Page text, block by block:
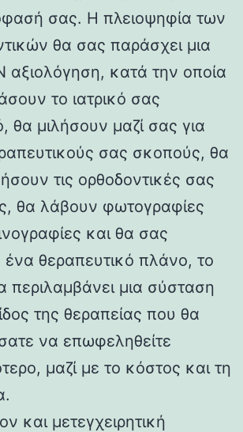
σας. Η πλειοψηφία των
θα σας παράσχει μια
κατά την οποία
το ιατρικό σας
θα μιλήσουν μαζί σας για
σας σκοπούς, θα
τις ορθοδοντικές σας
θα λάβουν φωτογραφίες
και θα σας
θεραπευτικό πλάνο, το
περιλαμβάνει μια σύσταση
της θεραπείας που θα
να επωφεληθείτε
μαζί με το κόστος και τη
και μετεγχειρητική